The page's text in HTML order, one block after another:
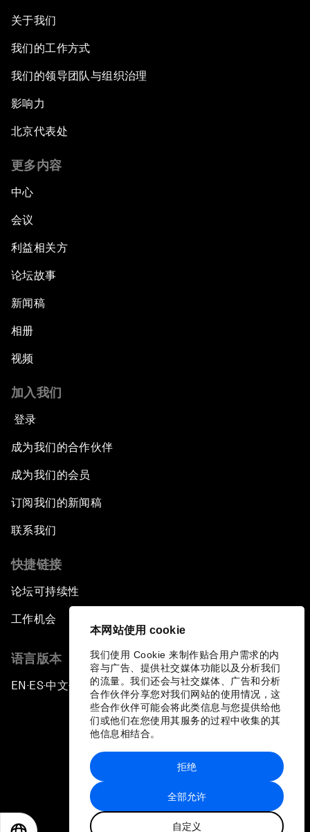
本网站使用 cookie
我们使用 Cookie 来制作贴合用户需求的内
容与广告、提供社交媒体功能以及分析我们
的流量。我们还会与社交媒体、广告和分析
合作伙伴分享您对我们网站的使用情况，这
些合作伙伴可能会将此类信息与您提供给他
们或他们在您使用其服务的过程中收集的其
他信息相结合。
全部允许
自定义
拒绝
关于我们
我们的工作方式
我们的领导团队与组织治理
影响力
北京代表处
更多内容
中心
会议
利益相关方
论坛故事
新闻稿
相册
视频
加入我们
登录
成为我们的合作伙伴
成为我们的会员
订阅我们的新闻稿
联系我们
快捷链接
论坛可持续性
工作机会
语言版本
EN ▪ ES▪中文▪ 日本語
站点地图